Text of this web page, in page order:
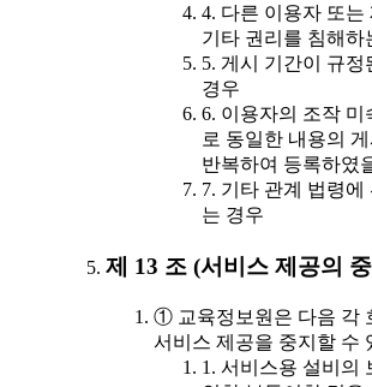
4. 다른 이용자 또는
기타 권리를 침해하
5. 게시 기간이 규
경우
6. 이용자의 조작 미
로 동일한 내용의
반복하여 등록하였
7. 기타 관계 법령에
는 경우
제 13 조 (서비스 제공의
① 교육정보원은 다음 각
서비스 제공을 중지할 수
1. 서비스용 설비의